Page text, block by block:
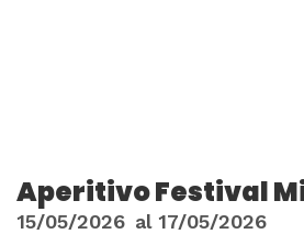
Aperitivo Festival
15/05/2026 al 17/05/2026